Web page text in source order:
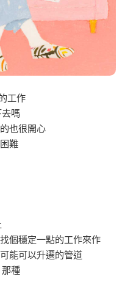
工作
嗎
也很開心
難
個穩定一點的工作來作
能可以升遷的管道
那種